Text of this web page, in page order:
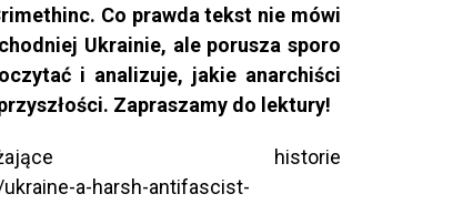
Co prawda tekst nie mówi
Ukrainie, ale porusza sporo
i analizuje, jakie anarchiści
Zapraszamy do lektury!
historie
a-harsh-antifascist-